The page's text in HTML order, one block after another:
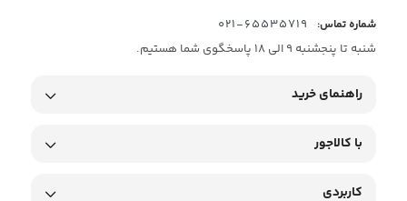
شماره تماس:
65535719-021
شنبه تا پنجشنبه 9 الی 18 پاسخگوی شما هستیم.
راهنمای خرید
با کالاجور
کاربردی